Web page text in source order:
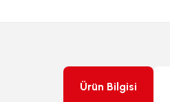
Ürün Bilgisi